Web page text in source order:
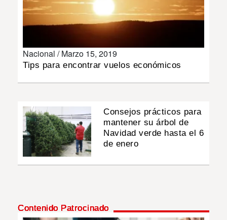
Nacional /Marzo 15, 2019
Tips para encontrar vuelos económicos
Consejos prácticos para
mantener su árbol de
Navidad verde hasta el 6
de enero
Contenido Patrocinado